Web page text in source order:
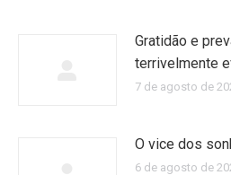
Gratidão e
terrivelmente
7 de agosto de
O vice dos
6 de agosto de